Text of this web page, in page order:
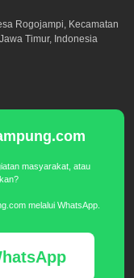
Rogojampi, Kecamatan
Timur, Indonesia
masyarakat, atau
melalui WhatsApp.